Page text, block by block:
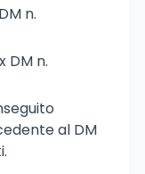
n.
DM n.
al DM